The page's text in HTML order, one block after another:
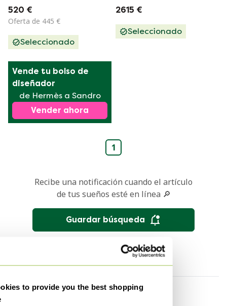
to provide you the best shopping
negra
520 €
Oferta de 445 €
Seleccionado
100965
2615 €
Seleccionado
Vende tu bolso de
diseñador
de Hermès a Sandro
Vender ahora
1
Recibe una notificación cuando el artículo
de tus sueños esté en línea 🔎
Guardar búsqueda
Por categoría
Por marca